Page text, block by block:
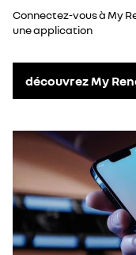
Connectez-vous à My
une application
découvrez My